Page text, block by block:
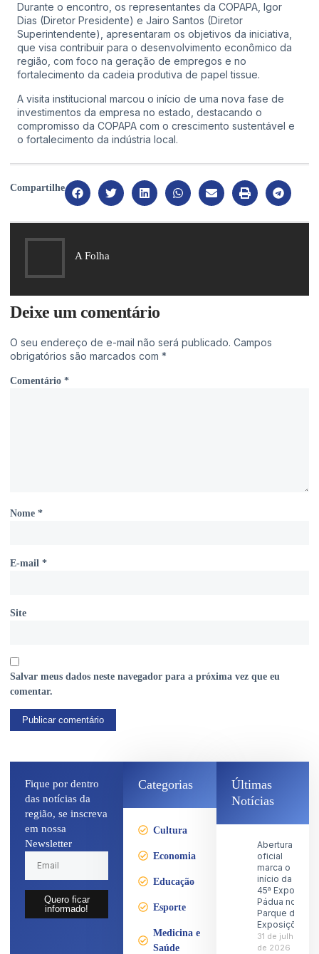
Durante o encontro, os representantes da COPAPA, Igor
Dias (Diretor Presidente) e Jairo Santos (Diretor
Superintendente), apresentaram os objetivos da iniciativa,
que visa contribuir para o desenvolvimento econômico da
região, com foco na geração de empregos e no
fortalecimento da cadeia produtiva de papel tissue.
A visita institucional marcou o início de uma nova fase de
investimentos da empresa no estado, destacando o
compromisso da COPAPA com o crescimento sustentável e
o fortalecimento da indústria local.
Compartilhe
A Folha
Deixe um comentário
O seu endereço de e-mail não será publicado. Campos
obrigatórios são marcados com *
Comentário *
Nome *
E-mail *
Site
Salvar meus dados neste navegador para a próxima vez que eu
comentar.
Fique por dentro
das notícias da
região, se inscreva
em nossa
Newsletter
Quero ficar
informado!
Categorias
Cultura
Economia
Educação
Esporte
Medicina e
Saúde
Últimas
Notícias
Abertura
oficial
marca o
início da
45ª Expo
Pádua no
Parque de
Exposições
31 de julho
de 2026